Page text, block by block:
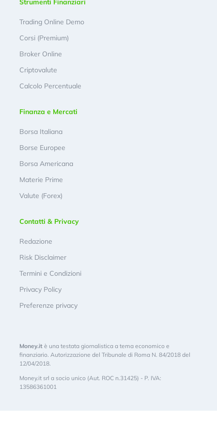
Strumenti Finanziari
Trading Online Demo
Corsi (Premium)
Broker Online
Criptovalute
Calcolo Percentuale
Finanza e Mercati
Borsa Italiana
Borse Europee
Borsa Americana
Materie Prime
Valute (Forex)
Contatti & Privacy
Redazione
Risk Disclaimer
Termini e Condizioni
Privacy Policy
Preferenze privacy
Money.it è una testata giornalistica a tema economico e
finanziario. Autorizzazione del Tribunale di Roma N. 84/2018 del
12/04/2018.
Money.it srl a socio unico (Aut. ROC n.31425) - P. IVA:
13586361001